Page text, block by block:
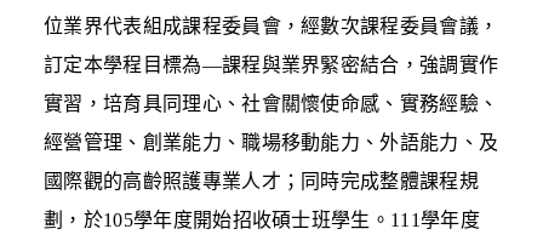
位業界代表組成課程委員會，經數次課程委員會議，
訂定本學程目標為—課程與業界緊密結合，強調實作
實習，培育具同理心、社會關懷使命感、實務經驗、
經營管理、創業能力、職場移動能力、外語能力、及
國際觀的高齡照護專業人才；同時完成整體課程規
劃，於105學年度開始招收碩士班學生。111學年度